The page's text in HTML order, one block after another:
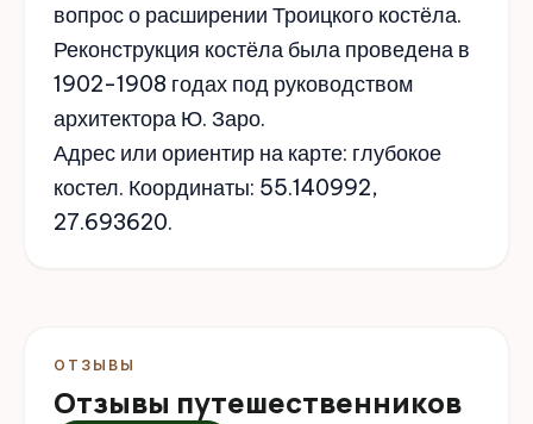
вопрос о расширении Троицкого костёла.
Реконструкция костёла была проведена в
1902-1908 годах под руководством
архитектора Ю. Заро.
Адрес или ориентир на карте: глубокое
костел. Координаты: 55.140992,
27.693620.
ОТЗЫВЫ
Отзывы путешественников